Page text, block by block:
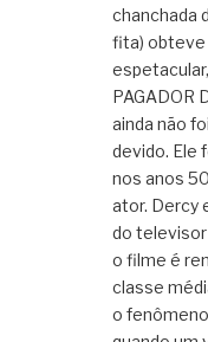
chanchada
fita) obteve
PAGADOR
ainda não
devido. Ele
nos anos
ator. Dercy
do
o filme é
classe
o